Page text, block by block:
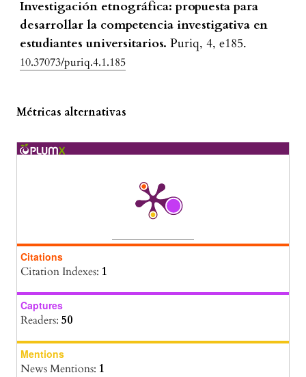
Investigación etnográfica: propuesta para
desarrollar la competencia investigativa en
estudiantes universitarios. Puriq, 4, e185.
10.37073/puriq.4.1.185
Métricas alternativas
Citations
Citation Indexes: 1
Captures
Readers: 50
Mentions
News Mentions: 1